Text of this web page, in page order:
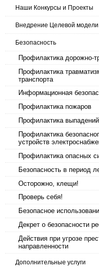
Наши Конкурсы и Проекты
Внедрение Целевой модели
Безопасность
Профилактика дорожно-
Профилактика
транспорта
Информационная
Профилактика пожаров
Профилактика
Профилактика
устройств
Профилактика опасных
Безопасность в период
Осторожно, клещи!
Проверь себя!
Безопасное
Декрет о безопасности
Действия при угрозе
направленности
Дополнительные услуги